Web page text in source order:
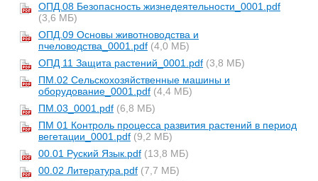
ОПД.08 Безопасность жизнедеятельности_0001.pdf
(3,6 МБ)
ОПД.09 Основы животноводства и
пчеловодства_0001.pdf (4,0 МБ)
ОПД 11 Защита растений_0001.pdf (3,8 МБ)
ПМ.02 Сельскохозяйственные машины и
оборудование_0001.pdf (4,4 МБ)
ПМ.03_0001.pdf (6,8 МБ)
ПМ 01 Контроль процесса развития растений в период
вегетации_0001.pdf (9,2 МБ)
00.01 Руский Язык.pdf (13,8 МБ)
00.02 Литература.pdf (7,7 МБ)